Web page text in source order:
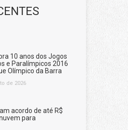
10 anos dos Jogos
e Paralímpicos 2016
Olímpico da Barra
de 2026
acordo de até R$
para